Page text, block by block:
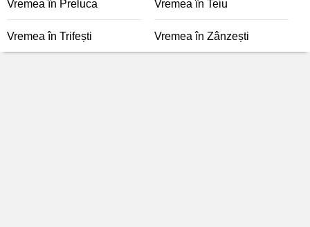
Vremea în Preluca Vremea în Teiu
Vremea în Trifești Vremea în Zânzești